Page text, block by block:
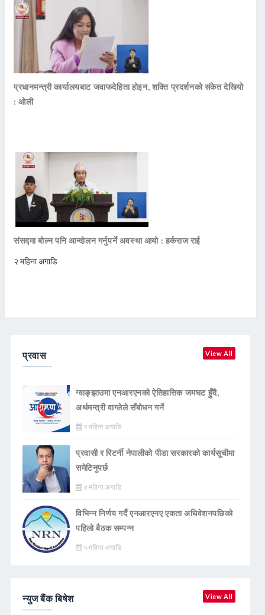
प्रधानमन्त्री कार्यालयबाट जवाफदेहिता होइन, शक्ति प्रदर्शनको संकेत देखियो
: ओली
संसद्मा बोल्न पनि आन्दोलन गर्नुपर्ने अवस्था आयो : हर्कराज राई
२ महिना अगाडि
प्रवास View All
ग्वाङ्झाउमा एनआरएनको ऐतिहासिक जमघट हुँदै,
अर्थमन्त्री वाग्लेले सँबोधन गर्ने
१ महिना अगाडि
प्रवासी र रिटर्नी नेपालीको पीडा सरकारको कार्यसूचीमा
समेटिनुपर्छ
४ महिना अगाडि
विभिन्न निर्णय गर्दै एनआरएनए एकता अधिवेशनपछिको
पहिलो बैठक सम्पन्न
५ महिना अगाडि
न्युज बैंक बिषेश View All